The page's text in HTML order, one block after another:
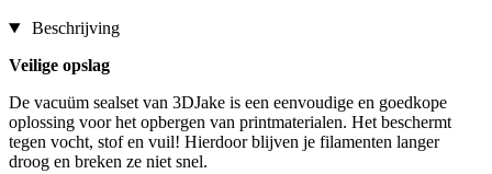
Beschrijving
Veilige opslag
De vacuüm sealset van 3DJake is een eenvoudige en goedkope
oplossing voor het opbergen van printmaterialen. Het beschermt
tegen vocht, stof en vuil! Hierdoor blijven je filamenten langer
droog en breken ze niet snel.